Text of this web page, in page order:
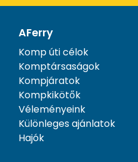
AFerry
Komp úti célok
Komptársaságok
Kompjáratok
Kompkikötők
Véleményeink
Különleges ajánlatok
Hajók